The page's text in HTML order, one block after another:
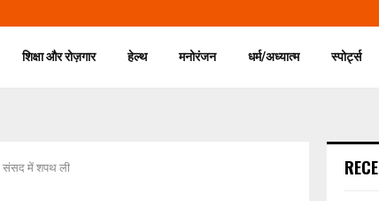
शिक्षा और रोज़गार हेल्थ मनोरंजन धर्म/अध्यात्म स्पोर्ट्स
संसद में शपथ ली